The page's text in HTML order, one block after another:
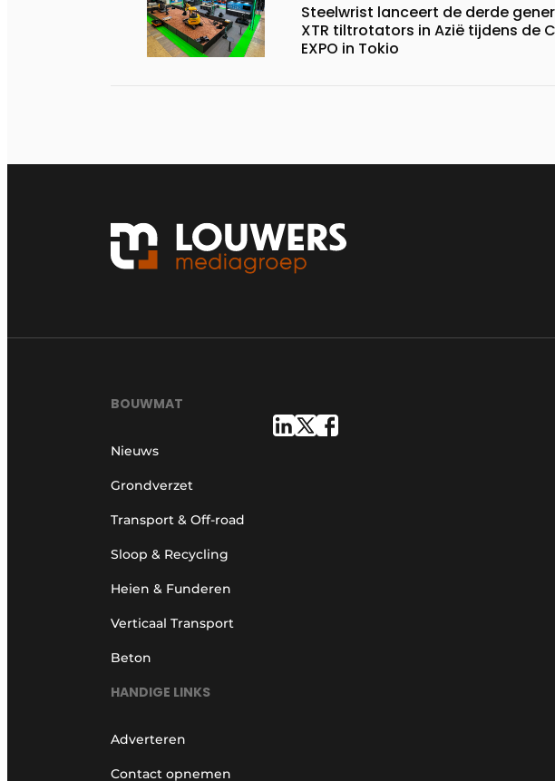
Steelwrist lanceert de derde
XTR tiltrotators in Azië tijdens de
EXPO in Tokio
BOUWMAT
Nieuws
Grondverzet
Transport & Off-road
Sloop & Recycling
Heien & Funderen
Verticaal Transport
Beton
HANDIGE LINKS
Adverteren
Contact opnemen